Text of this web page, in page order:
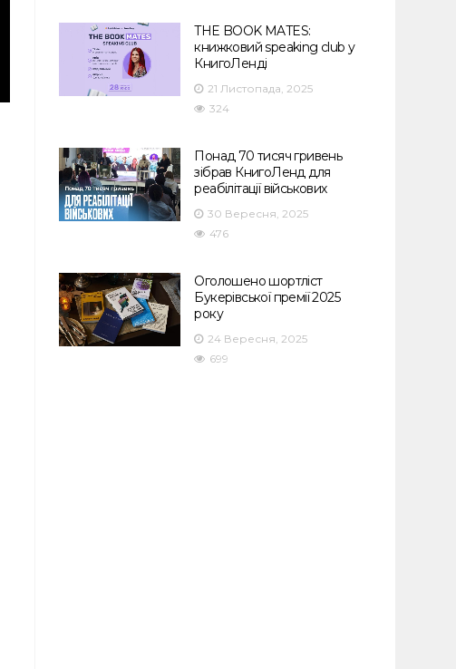
THE BOOK MATES:
книжковий speaking club у
КнигоЛенді
21 Листопада, 2025
324
Понад 70 тисяч гривень
зібрав КнигоЛенд для
реабілітації військових
30 Вересня, 2025
476
Оголошено шортліст
Букерівської премії 2025
року
24 Вересня, 2025
699